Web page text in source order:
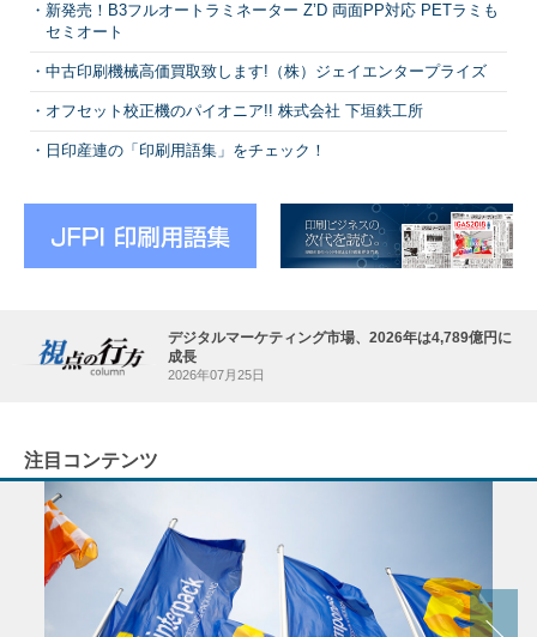
新発売！B3フルオートラミネーター Z’D 両面PP対応 PETラミも
セミオート
中古印刷機械高価買取致します!（株）ジェイエンタープライズ
オフセット校正機のパイオニア!! 株式会社 下垣鉄工所
日印産連の「印刷用語集」をチェック！
デジタルマーケティング市場、2026年は4,789億円に
成長
2026年07月25日
注目コンテンツ